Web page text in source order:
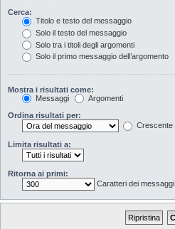
Cerca:
Titolo e testo del messaggio
Solo il testo del messaggio
Solo tra i titoli degli argomenti
Solo il primo messaggio dell’argomento
Mostra i risultati come:
Messaggi
Argomenti
Ordina risultati per:
Crescente
Limita risultati a:
Ritorna ai primi:
Caratteri dei messaggi